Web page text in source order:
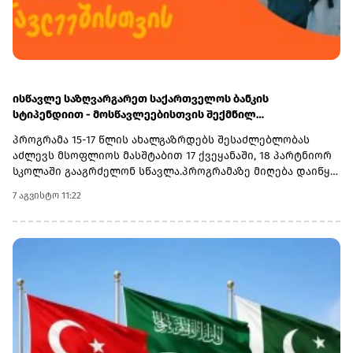
ისწავლე საზღვარგარეთ საქართველოს ბანკის
სტიპენდიით - მოსწავლეებისთვის შექმნილ
პროგრამა 15-17 წლის ახალგაზრდებს შესაძლებლობას
აძლევს მსოფლიოს მასშტაბით 17 ქვეყანაში, 18 პარტნიორ
სკოლაში გააგრძელონ სწავლა.პროგრამაზე მიღება დაიწყო
ეწვიეთ ვებგვერდს. ინფორმაციისთვის, გაერთიანებული
მსოფლიო სკოლები (UWC) წარმოადგენს საერთაშორისო
საგანმანათლებლო მოძრაობას ახალგაზრდებისთვის,
სხვადასხვა ერისა და კულტურის დასაახლოებლად და ამ
გზით შეუწყოს ხელი მშვიდობიანი და მდგრადი მომავლის
შექმნას. UWC მსოფლიოს სხვადასხვა კონტინენტის 18
საერთაშორისო სკოლასა და კოლეჯს აერთიანებს.
პროგრამის ფარგლებში სწავლება მიმდინარეობს 17
სხვადასხვა ქვეყანაში, მათ შორის − კანადაში, აშშ-ში,
7 აგვისტო 11:22